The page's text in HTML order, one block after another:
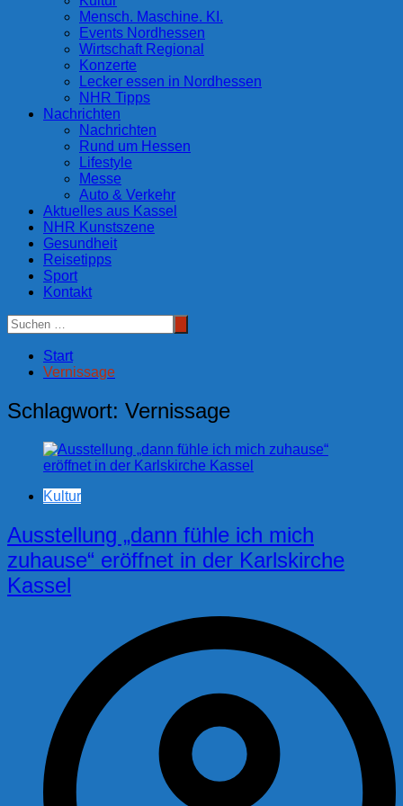
Mensch. Maschine. KI.
Events Nordhessen
Wirtschaft Regional
Konzerte
Lecker essen in Nordhessen
NHR Tipps
Nachrichten
Nachrichten
Rund um Hessen
Lifestyle
Messe
Auto & Verkehr
Aktuelles aus Kassel
NHR Kunstszene
Gesundheit
Reisetipps
Sport
Kontakt
Start
Vernissage
Schlagwort: Vernissage
Kultur
Ausstellung „dann fühle ich mich
zuhause“ eröffnet in der Karlskirche
Kassel